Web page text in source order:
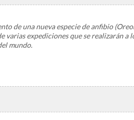
de una nueva especie de anfibio (
expediciones que se realizarán a
mundo.